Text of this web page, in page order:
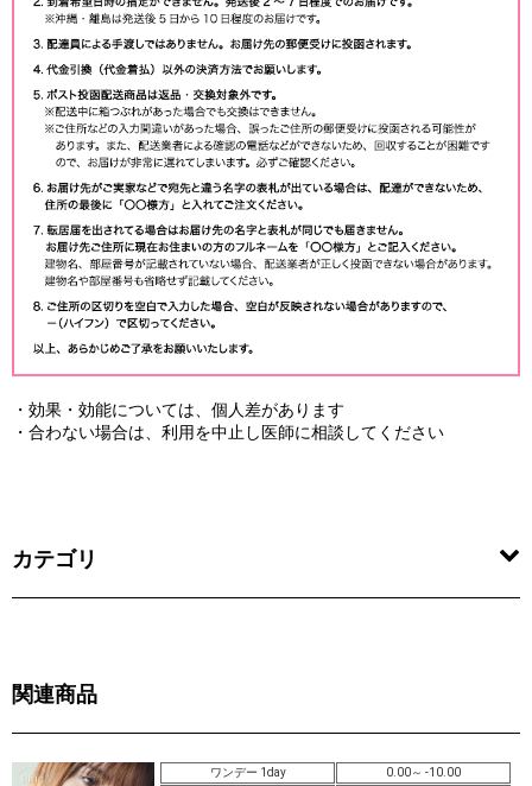
・効果・効能については、個人差があります
・合わない場合は、利用を中止し医師に相談してください
カテゴリ
関連商品
ワンデー 1day
0.00～ -10.00